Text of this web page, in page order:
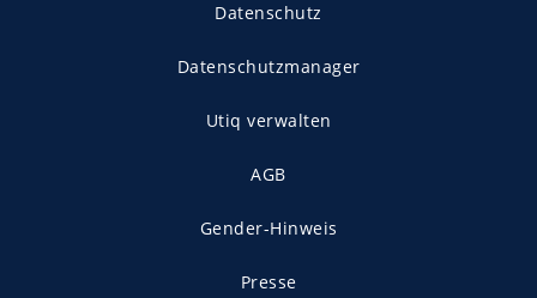
Datenschutz
Datenschutzmanager
Utiq verwalten
AGB
Gender-Hinweis
Presse